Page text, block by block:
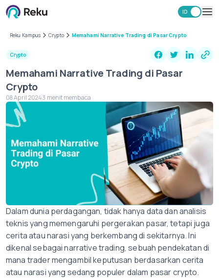
EN
ID
Learning Hub
Keamanan
Biaya
Lainnya
Unduh Aplikasi Reku
Reku Kampus Crypto Memahami Narrative Trading di Pasar Crypto
Crypto
Memahami Narrative Trading di Pasar
Crypto
08 April 20243 menit membaca
Dalam dunia perdagangan, tidak hanya data dan analisis
teknis yang memengaruhi pergerakan pasar, tetapi juga
cerita atau narasi yang berkembang di sekitarnya. Ini
dikenal sebagai narrative trading, sebuah pendekatan di
mana trader mengambil keputusan berdasarkan cerita
atau narasi yang sedang populer dalam pasar crypto.